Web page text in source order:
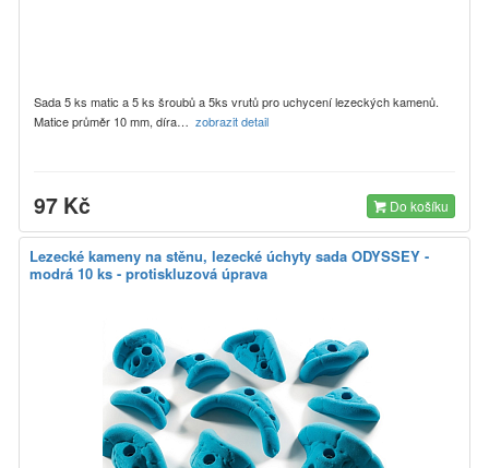
Sada 5 ks matic a 5 ks šroubů a 5ks vrutů pro uchycení lezeckých kamenů.
Matice průměr 10 mm, díra… zobrazit detail
97 Kč Do košíku
Lezecké kameny na stěnu, lezecké úchyty sada ODYSSEY -
modrá 10 ks - protiskluzová úprava